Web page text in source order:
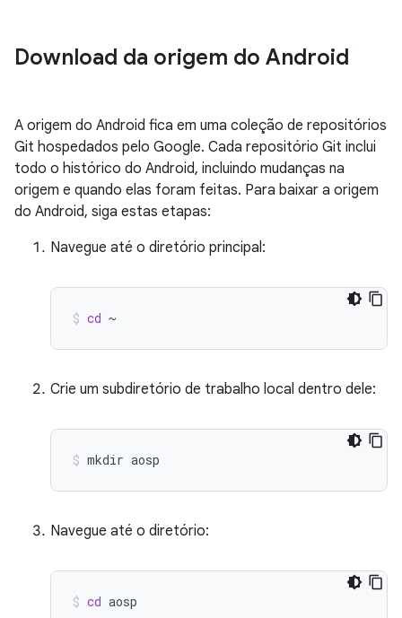
Download da origem do Android
A origem do Android fica em uma coleção de repositórios
Git hospedados pelo Google. Cada repositório Git inclui
todo o histórico do Android, incluindo mudanças na
origem e quando elas foram feitas. Para baixar a origem
do Android, siga estas etapas:
Navegue até o diretório principal:
cd ~
Crie um subdiretório de trabalho local dentro dele:
mkdir aosp
Navegue até o diretório:
cd aosp